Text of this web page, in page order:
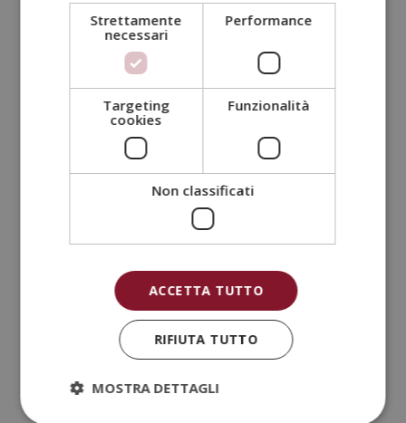
Master in Personal Trainer + Master in
Coaching Sportivo
Il
prezzo
1.520,00€.
380,00
prezzo
attuale
380,00€.
Strettamente
necessari
Performance
Targeting
cookies
Funzionalità
Non classificati
ACCETTA TUTTO
RIFIUTA TUTTO
MOSTRA DETTAGLI